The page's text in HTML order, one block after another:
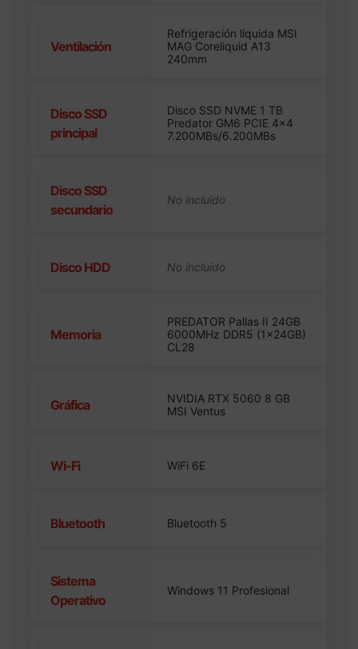
Ventilación
Refrigeración líquida MSI
MAG Coreliquid A13
240mm
Disco SSD
principal
Disco SSD NVME 1 TB
Predator GM6 PCIE 4×4
7.200MBs/6.200MBs
Disco SSD
secundario
Disco HDD
Memoria
PREDATOR Pallas II 24GB
6000MHz DDR5 (1x24GB)
CL28
Gráfica
NVIDIA RTX 5060 8 GB
MSI Ventus
Wi-Fi WiFi 6E
Bluetooth Bluetooth 5
Sistema
Operativo
Windows 11 Profesional